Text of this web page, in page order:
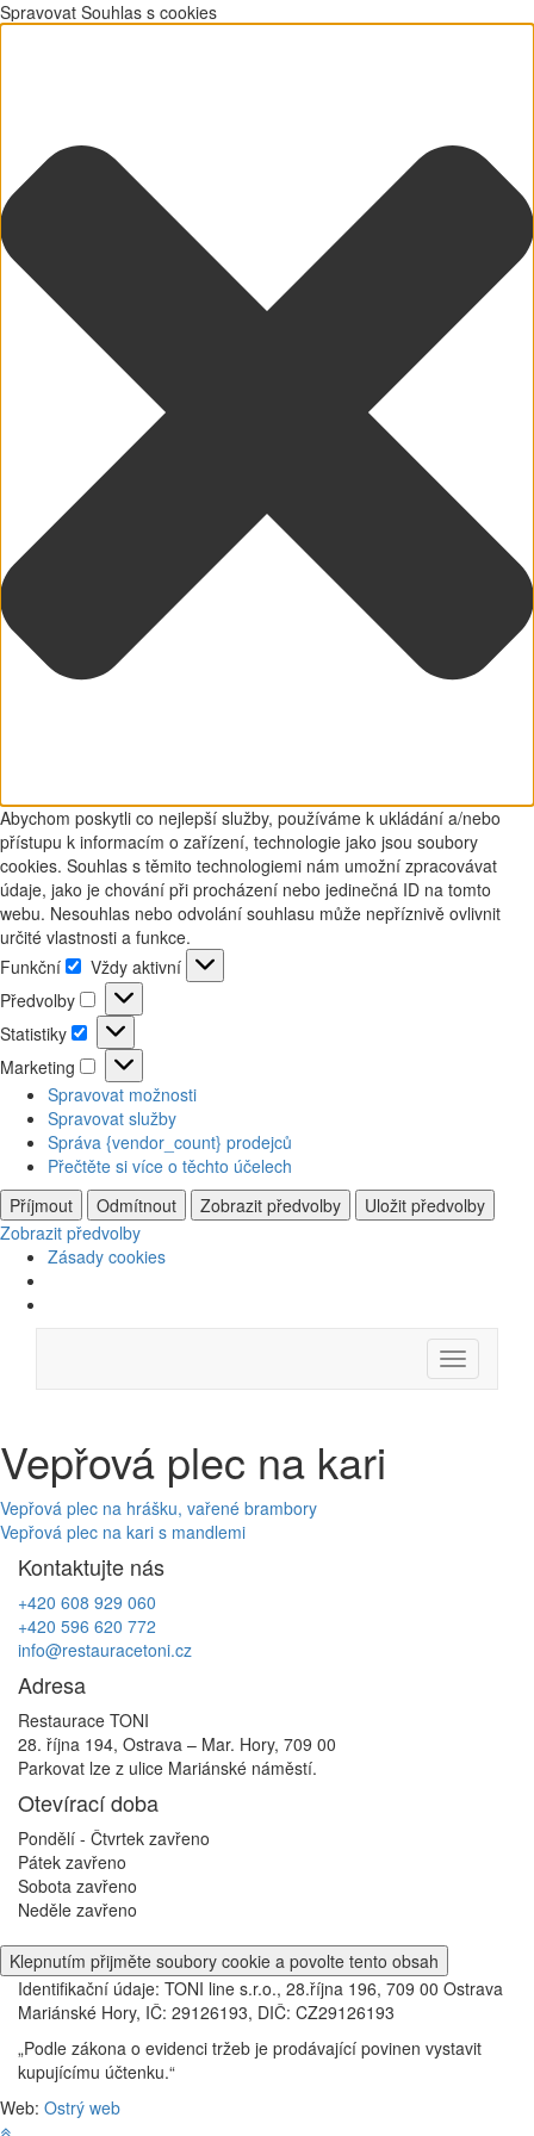
Spravovat Souhlas s cookies
Abychom poskytli co nejlepší služby, používáme k ukládání a/nebo
přístupu k informacím o zařízení, technologie jako jsou soubory
cookies. Souhlas s těmito technologiemi nám umožní zpracovávat
údaje, jako je chování při procházení nebo jedinečná ID na tomto
webu. Nesouhlas nebo odvolání souhlasu může nepříznivě ovlivnit
určité vlastnosti a funkce.
Funkční
Funkční
Vždy aktivní
Předvolby
Předvolby
Statistiky
Statistiky
Marketing
Marketing
Spravovat možnosti
Spravovat služby
Správa {vendor_count} prodejců
Přečtěte si více o těchto účelech
Příjmout
Odmítnout Zobrazit předvolby
Uložit předvolby
Zobrazit předvolby
Zásady cookies
content
Menu
Vepřová plec na kari
Navigace
pro
příspěvek
Vepřová plec na hrášku, vařené brambory
Vepřová plec na kari s mandlemi
Kontaktujte nás
+420 608 929 060
+420 596 620 772
info@restauracetoni.cz
Adresa
Restaurace TONI
28. října 194, Ostrava – Mar. Hory, 709 00
Parkovat lze z ulice Mariánské náměstí.
Otevírací doba
Pondělí - Čtvrtek zavřeno
Pátek zavřeno
Sobota zavřeno
Neděle zavřeno
Klepnutím přijměte soubory cookie a povolte tento obsah
Identifikační údaje: TONI line s.r.o., 28.října 196, 709 00 Ostrava
Mariánské Hory, IČ: 29126193, DIČ: CZ29126193
„Podle zákona o evidenci tržeb je prodávající povinen vystavit
kupujícímu účtenku.“
Web: Ostrý web